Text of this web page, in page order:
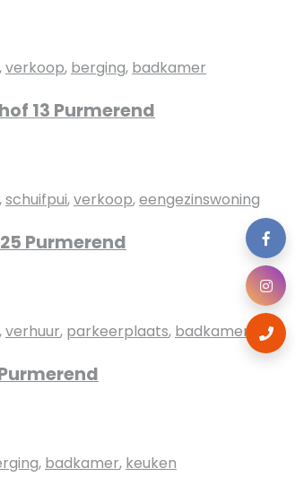
,verkoop, berging, badkamer
13 Purmerend
,schuifpui,verkoop,eengezinswoning
Purmerend
,verhuur, parkeerplaats, badkamer
, badkamer, keuken